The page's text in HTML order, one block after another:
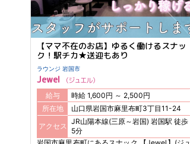
【ママ不在のお店】ゆるく働けるスナッ
ク！駅チカ★送迎もあり
ラウンジ 岩国市
Jewel ジュエル
給与
時給 1,600円 ～ 2,500円
所在地
山口県岩国市麻里布町3丁目11-24
アクセス
JR山陽本線(三原～岩国) 岩国駅 徒歩
5分